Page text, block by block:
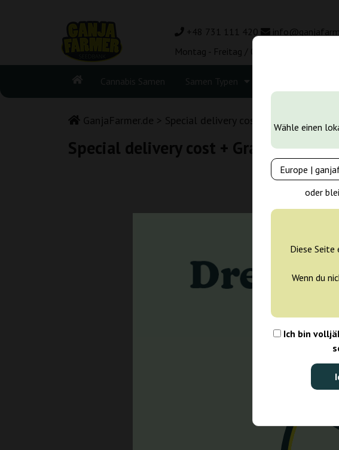
Wähle einen
oder
Diese
Wenn du
Ich bin
+48 731 111 420
Montag - Freitag / 08:00 - 16:00
Cannabis Samen Samen Typen
GanjaFarmer.de Special delivery cost
Special delivery cost + Gratis